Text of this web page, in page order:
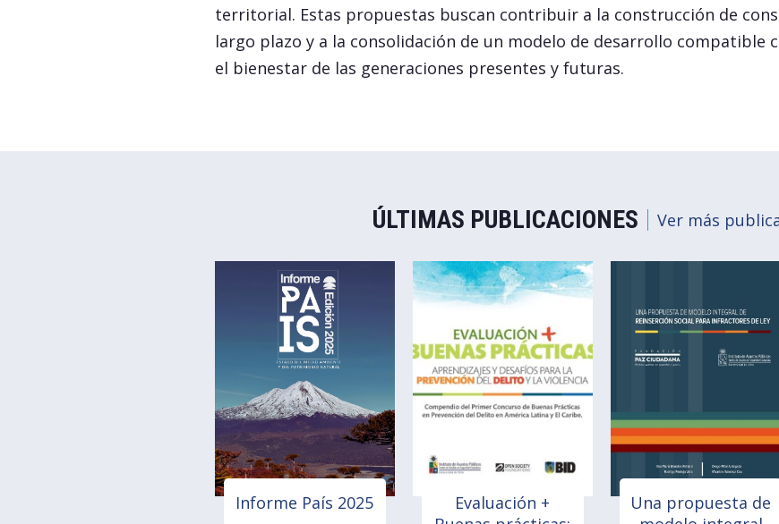
territorial. Estas propuestas buscan contribuir a la construcción de
largo plazo y a la consolidación de un modelo de desarrollo compatible
el bienestar de las generaciones presentes y futuras.
ÚLTIMAS PUBLICACIONES Ver más
Informe País 2025
Evaluación +
Una propuesta de